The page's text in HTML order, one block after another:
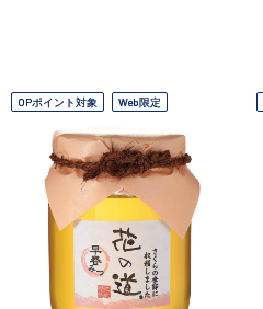
OPポイント対象 Web限定